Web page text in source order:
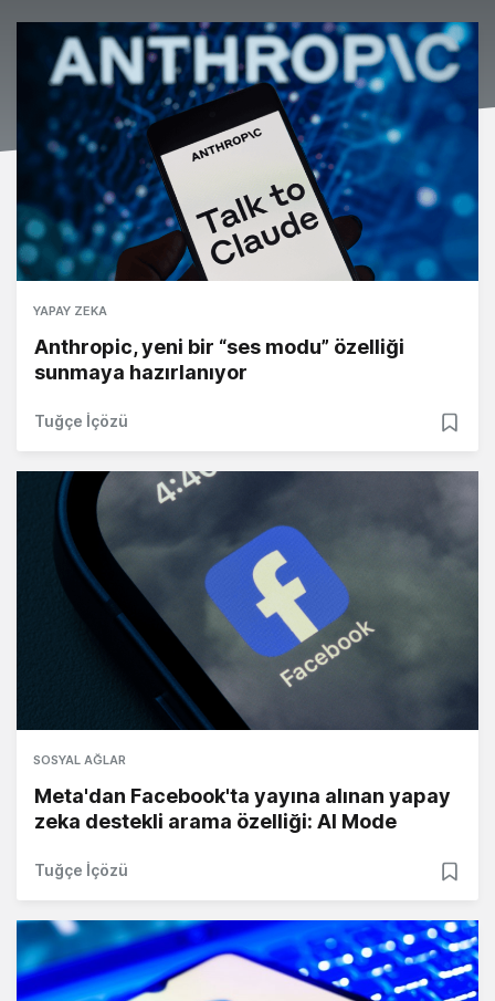
YAPAY ZEKA
Anthropic, yeni bir “ses modu” özelliği
sunmaya hazırlanıyor
Tuğçe İçözü
SOSYAL AĞLAR
Meta'dan Facebook'ta yayına alınan yapay
zeka destekli arama özelliği: AI Mode
Tuğçe İçözü